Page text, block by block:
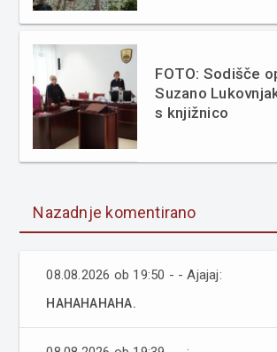
FOTO: Sodišče
Suzano
s knjižnico
Nazadnje komentirano
08.08.2026 ob 19:50 - - Ajajaj:
HAHAHAHAHA.